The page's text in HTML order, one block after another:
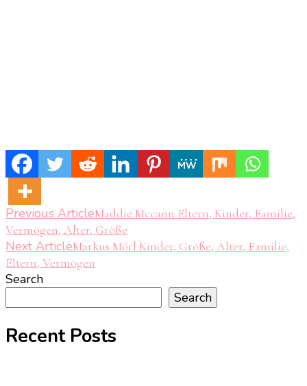
Post
Navigation
Previous ArticleMaddie Mccann Eltern, Kinder, Familie,
Vermögen, Alter, Größe
Next ArticleMarkus Mörl Kinder, Größe, Alter, Familie,
Eltern, Vermögen
Search
Search
Recent Posts